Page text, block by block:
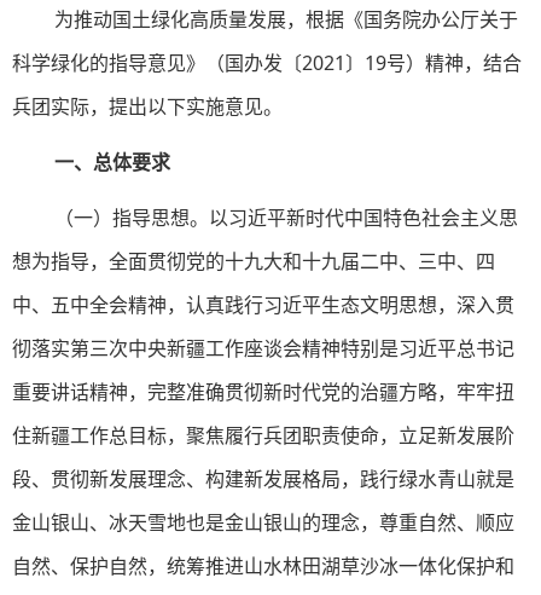
为推动国土绿化高质量发展，根据《国务院办公厅关于
科学绿化的指导意见》（国办发〔2021〕19号）精神，结合
兵团实际，提出以下实施意见。
一、总体要求
（一）指导思想。以习近平新时代中国特色社会主义思
想为指导，全面贯彻党的十九大和十九届二中、三中、四
中、五中全会精神，认真践行习近平生态文明思想，深入贯
彻落实第三次中央新疆工作座谈会精神特别是习近平总书记
重要讲话精神，完整准确贯彻新时代党的治疆方略，牢牢扭
住新疆工作总目标，聚焦履行兵团职责使命，立足新发展阶
段、贯彻新发展理念、构建新发展格局，践行绿水青山就是
金山银山、冰天雪地也是金山银山的理念，尊重自然、顺应
自然、保护自然，统筹推进山水林田湖草沙冰一体化保护和